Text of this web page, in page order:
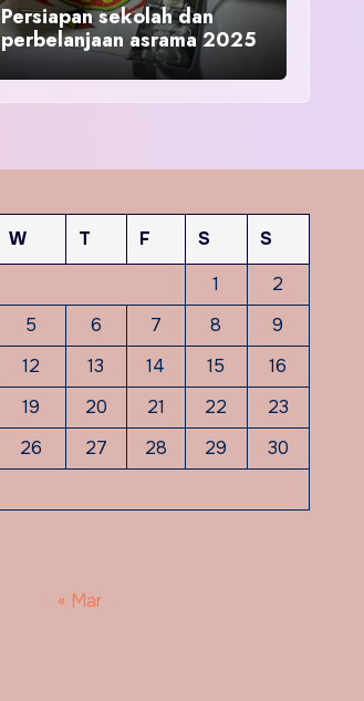
Persiapan sekolah dan
perbelanjaan asrama 2025
W T F S
S
1
2
5 6 7 8
9
12 13 14 15
16
19 20 21 22
23
26 27 28 29
30
« Mar